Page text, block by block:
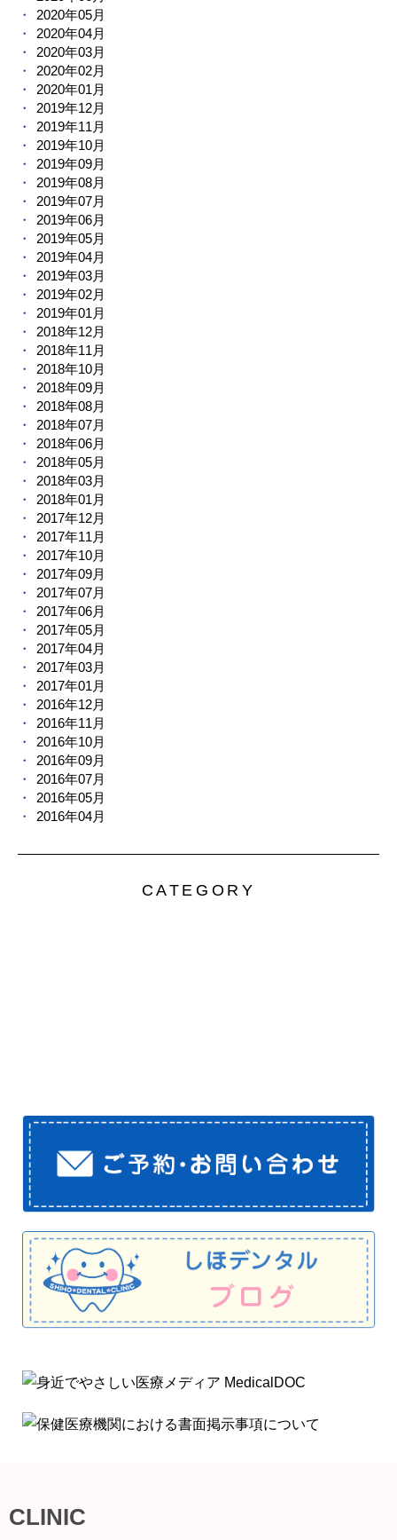
2020年05月
2020年04月
2020年03月
2020年02月
2020年01月
2019年12月
2019年11月
2019年10月
2019年09月
2019年08月
2019年07月
2019年06月
2019年05月
2019年04月
2019年03月
2019年02月
2019年01月
2018年12月
2018年11月
2018年10月
2018年09月
2018年08月
2018年07月
2018年06月
2018年05月
2018年03月
2018年01月
2017年12月
2017年11月
2017年10月
2017年09月
2017年07月
2017年06月
2017年05月
2017年04月
2017年03月
2017年01月
2016年12月
2016年11月
2016年10月
2016年09月
2016年07月
2016年05月
2016年04月
CATEGORY
CLINIC